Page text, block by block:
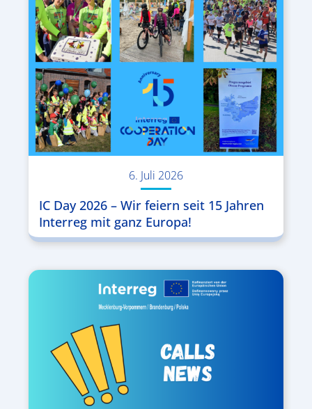
6. Juli 2026
IC Day 2026 – Wir feiern seit 15 Jahren
Interreg mit ganz Europa!